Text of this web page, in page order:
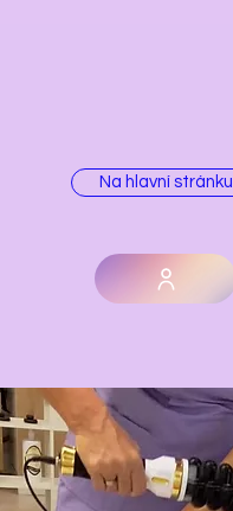
Na hlavní stránku